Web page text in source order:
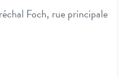
Foch, rue principale